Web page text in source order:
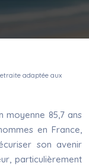
adaptée aux
85,7 ans
en France,
son avenir
particulièrement